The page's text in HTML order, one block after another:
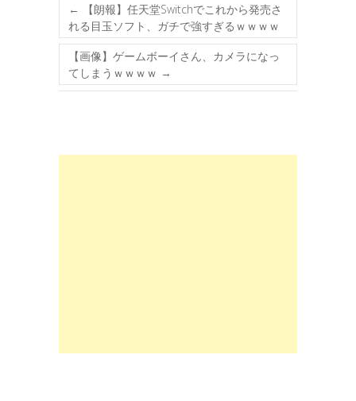
←
【朗報】任天堂Switchでこれから発売さ
れる目玉ソフト、ガチで強すぎるｗｗｗｗ
【画像】ゲームボーイさん、カメラになっ
てしまうｗｗｗｗ →